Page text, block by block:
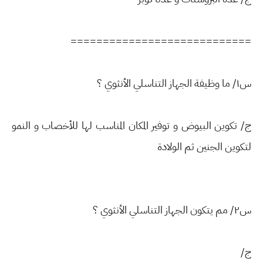
============================
س١/ ما وظيفة الجهاز التناسلي الأنثوي ؟
ج/ تكوين البيوض و توفير المكان المناسب لها للأخصاب و النمو
لتكوين الجنين ثم الولادة
س٢/ مم يتكون الجهاز التناسلي الأنثوي ؟
ج/